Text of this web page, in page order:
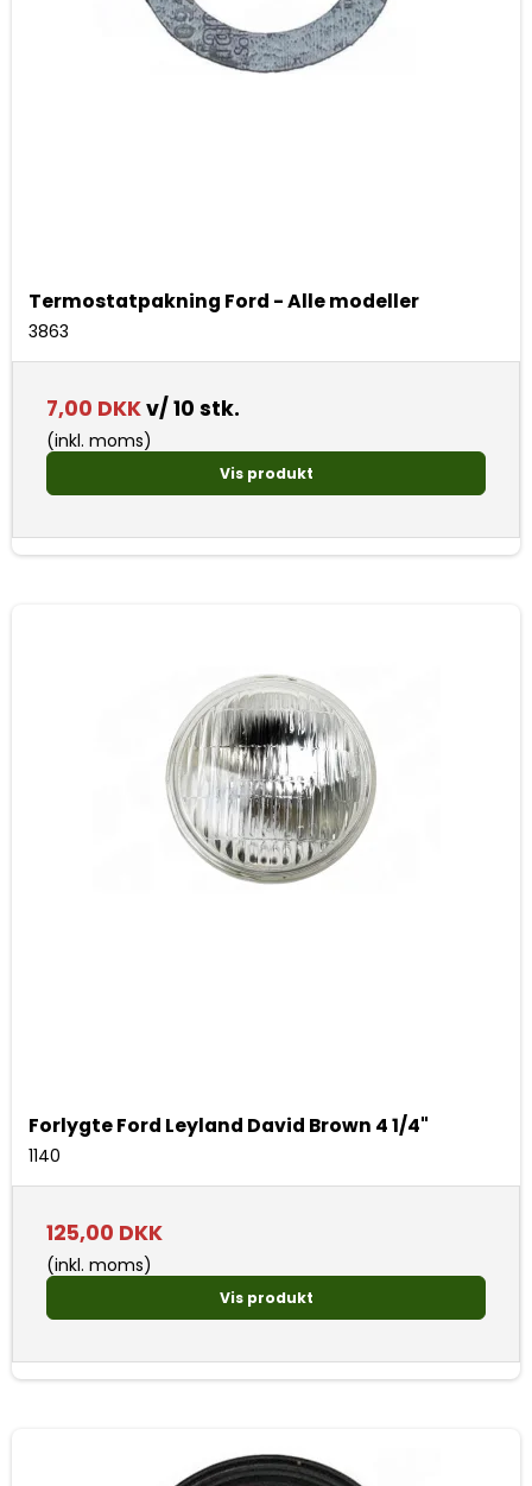
Termostatpakning Ford - Alle modeller
3863
7,00 DKKv/ 10 stk.
(inkl. moms)
Vis produkt
Forlygte Ford Leyland David Brown 4 1/4"
1140
125,00 DKK
(inkl. moms)
Vis produkt